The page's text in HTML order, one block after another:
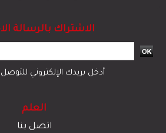
الاشتراك بالرسالة
أدخل بريدك الإلكتروني للتوصل
العلم
اتصل بنا